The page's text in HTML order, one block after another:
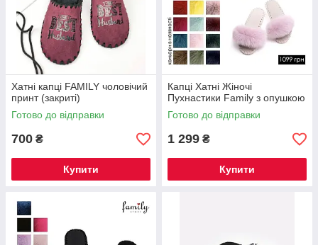
Хатні капці FAMILY чоловічий
принт (закриті)
Готово до відправки
700 ₴
Купити
Капці Хатні Жіночі
Пухнастики Family з опушкою
Готово до відправки
1 299 ₴
Купити